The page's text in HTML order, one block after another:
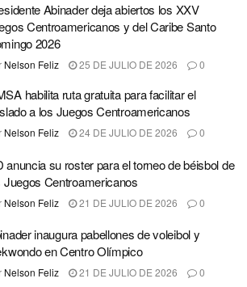
Abinader deja abiertos los XXV
Centroamericanos y del Caribe Santo
2026
Nelson Feliz 25 DE JULIO DE 2026 0
habilita ruta gratuita para facilitar el
a los Juegos Centroamericanos
Nelson Feliz 24 DE JULIO DE 2026 0
anuncia su roster para el torneo de béisbol de
Juegos Centroamericanos
Nelson Feliz 21 DE JULIO DE 2026 0
inaugura pabellones de voleibol y
en Centro Olímpico
Nelson Feliz 21 DE JULIO DE 2026 0